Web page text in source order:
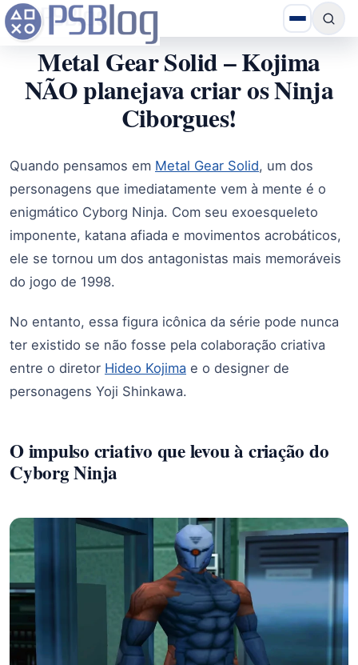
Metal Gear Solid – Kojima
NÃO planejava criar os Ninja
Ciborgues!
Quando pensamos em Metal Gear Solid, um dos
personagens que imediatamente vem à mente é o
enigmático Cyborg Ninja. Com seu exoesqueleto
imponente, katana afiada e movimentos acrobáticos,
ele se tornou um dos antagonistas mais memoráveis
do jogo de 1998.
No entanto, essa figura icônica da série pode nunca
ter existido se não fosse pela colaboração criativa
entre o diretor Hideo Kojima e o designer de
personagens Yoji Shinkawa.
O impulso criativo que levou à criação do
Cyborg Ninja